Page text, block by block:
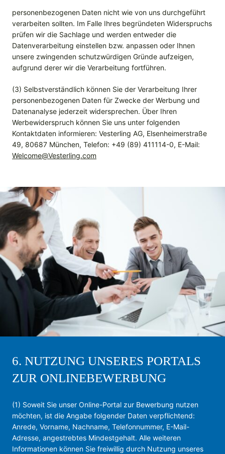
personenbezogenen Daten nicht wie von uns durchgeführt
verarbeiten sollten. Im Falle Ihres begründeten Widerspruchs
prüfen wir die Sachlage und werden entweder die
Datenverarbeitung einstellen bzw. anpassen oder Ihnen
unsere zwingenden schutzwürdigen Gründe aufzeigen,
aufgrund derer wir die Verarbeitung fortführen.
(3) Selbstverständlich können Sie der Verarbeitung Ihrer
personenbezogenen Daten für Zwecke der Werbung und
Datenanalyse jederzeit widersprechen. Über Ihren
Werbewiderspruch können Sie uns unter folgenden
Kontaktdaten informieren: Vesterling AG, Elsenheimerstraße
49, 80687 München, Telefon: +49 (89) 411114-0, E-Mail:
Welcome@Vesterling.com
6. NUTZUNG UNSERES PORTALS
ZUR ONLINEBEWERBUNG
(1) Soweit Sie unser Online-Portal zur Bewerbung nutzen
möchten, ist die Angabe folgender Daten verpflichtend:
Anrede, Vorname, Nachname, Telefonnummer, E-Mail-
Adresse, angestrebtes Mindestgehalt. Alle weiteren
Informationen können Sie freiwillig durch Nutzung unseres